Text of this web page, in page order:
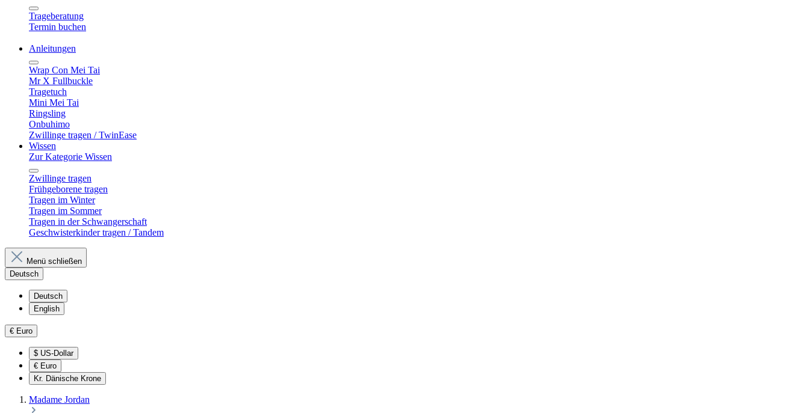
Trageberatung
Termin buchen
Anleitungen
Wrap Con Mei Tai
Mr X Fullbuckle
Tragetuch
Mini Mei Tai
Ringsling
Onbuhimo
Zwillinge tragen / TwinEase
Wissen
Zur Kategorie Wissen
Zwillinge tragen
Frühgeborene tragen
Tragen im Winter
Tragen im Sommer
Tragen in der Schwangerschaft
Geschwisterkinder tragen / Tandem
Menü schließen
Deutsch
Deutsch
English
€ Euro
$ US-Dollar
€ Euro
Kr. Dänische Krone
Madame Jordan